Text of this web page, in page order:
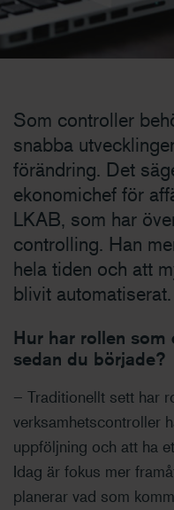
Som controller
snabba
förändring. Det
ekonomichef för
LKAB, som har
controlling. Han
hela tiden och att
blivit automatiserat.
Hur har rollen som
sedan du började?
– Traditionellt sett har
verksamhetscontroller
uppföljning och att ha
Idag är fokus mer
planerar vad som